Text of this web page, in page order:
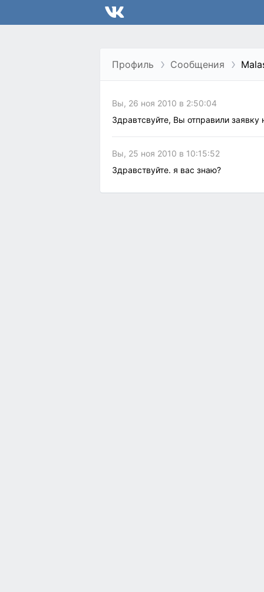
Профиль Сообщения
Вы, 26 ноя 2010 в 2:50:04
Здравтсвуйте, Вы отправили
Вы, 25 ноя 2010 в 10:15:52
Здравствуйте. я вас знаю?